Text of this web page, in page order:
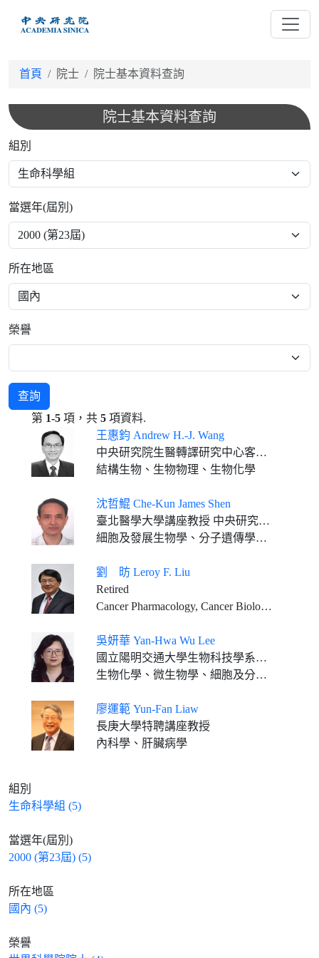
首頁 院士 院士基本資料查詢
院士基本資料查詢
組別
當選年(屆別)
所在地區
榮譽
查詢
第 1-5 項，共 5 項資料.
王惠鈞 Andrew H.-J. Wang
中央研究院生醫轉譯研究中心客座講座 中央研究院生物化學研究所訪問學者 國際生物化學與分子生物學聯盟卸任會長 台北醫學大學醫學科技學院專任講座教授
結構生物、生物物理、生物化學
沈哲鯤 Che-Kun James Shen
臺北醫學大學講座教授 中央研究院分子生物研究所客座講座 臺灣大學分子醫學所兼任教授
細胞及發展生物學、分子遺傳學、基因調控、神經科學
劉 昉 Leroy F. Liu
Retired
Cancer Pharmacology, Cancer Biology, Aging Biology
吳妍華 Yan-Hwa Wu Lee
國立陽明交通大學生物科技學系終身講座教授
生物化學、微生物學、細胞及分子生物學、分子病毒學
廖運範 Yun-Fan Liaw
長庚大學特聘講座教授
內科學、肝臟病學
組別
生命科學組 (5)
當選年(屆別)
2000 (第23屆) (5)
所在地區
國內 (5)
榮譽